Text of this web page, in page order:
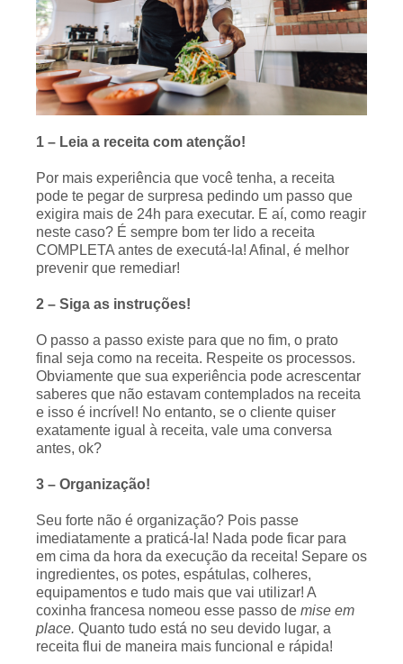
1 – Leia a receita com atenção!
Por mais experiência que você tenha, a receita
pode te pegar de surpresa pedindo um passo que
exigira mais de 24h para executar. E aí, como reagir
neste caso? É sempre bom ter lido a receita
COMPLETA antes de executá-la! Afinal, é melhor
prevenir que remediar!
2 – Siga as instruções!
O passo a passo existe para que no fim, o prato
final seja como na receita. Respeite os processos.
Obviamente que sua experiência pode acrescentar
saberes que não estavam contemplados na receita
e isso é incrível! No entanto, se o cliente quiser
exatamente igual à receita, vale uma conversa
antes, ok?
3 – Organização!
Seu forte não é organização? Pois passe
imediatamente a praticá-la! Nada pode ficar para
em cima da hora da execução da receita! Separe os
ingredientes, os potes, espátulas, colheres,
equipamentos e tudo mais que vai utilizar! A
coxinha francesa nomeou esse passo de mise em
place. Quanto tudo está no seu devido lugar, a
receita flui de maneira mais funcional e rápida!